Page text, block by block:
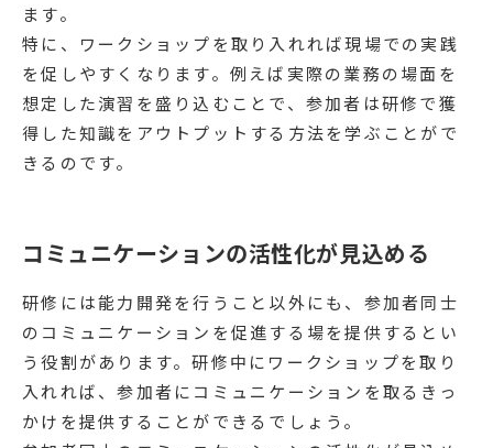
ます。
特に、ワークショップを取り入れれば現場での実践
を促しやすくなります。例えば実際の業務の場面を
想定した演習を盛り込むことで、参加者は研修で獲
得した知識をアウトプットする方法を学ぶことがで
きるのです。
コミュニケーションの活性化が見込める
研修には能力開発を行うこと以外にも、参加者同士
のコミュニケーションを促進する場を提供するとい
う役割があります。研修中にワークショップを取り
入れれば、参加者にコミュニケーションを取るきっ
かけを提供することができるでしょう。